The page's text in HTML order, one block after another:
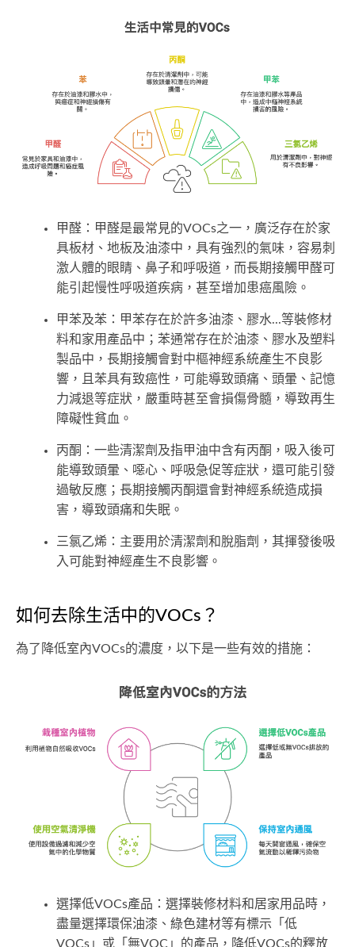
甲醛：甲醛是最常見的VOCs之一，廣泛存在於家
具板材、地板及油漆中，具有強烈的氣味，容易刺
激人體的眼睛、鼻子和呼吸道，而長期接觸甲醛可
能引起慢性呼吸道疾病，甚至增加患癌風險。
甲苯及苯：甲苯存在於許多油漆、膠水...等裝修材
料和家用產品中；苯通常存在於油漆、膠水及塑料
製品中，長期接觸會對中樞神經系統產生不良影
響，且苯具有致癌性，可能導致頭痛、頭暈、記憶
力減退等症狀，嚴重時甚至會損傷骨髓，導致再生
障礙性貧血。
丙酮：一些清潔劑及指甲油中含有丙酮，吸入後可
能導致頭暈、噁心、呼吸急促等症狀，還可能引發
過敏反應；長期接觸丙酮還會對神經系統造成損
害，導致頭痛和失眠。
三氯乙烯：主要用於清潔劑和脫脂劑，其揮發後吸
入可能對神經產生不良影響。
如何去除生活中的VOCs？
為了降低室內VOCs的濃度，以下是一些有效的措施：
選擇低VOCs產品：選擇裝修材料和居家用品時，
盡量選擇環保油漆、綠色建材等有標示「低
VOCs」或「無VOC」的產品，降低VOCs的釋放